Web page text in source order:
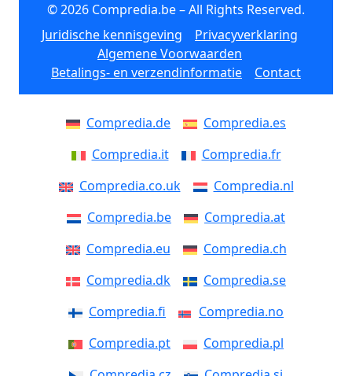
© 2026 Compredia.be – All Rights Reserved.
Juridische kennisgeving
Privacyverklaring
Algemene Voorwaarden
Betalings- en verzendinformatie
Contact
Compredia.de
Compredia.es
Compredia.it
Compredia.fr
Compredia.co.uk
Compredia.nl
Compredia.be
Compredia.at
Compredia.eu
Compredia.ch
Compredia.dk
Compredia.se
Compredia.fi
Compredia.no
Compredia.pt
Compredia.pl